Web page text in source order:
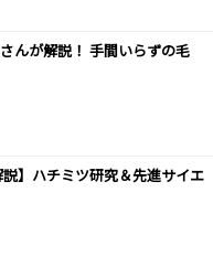
んが解説！ 手間いらずの毛
説】ハチミツ研究＆先進サイエ